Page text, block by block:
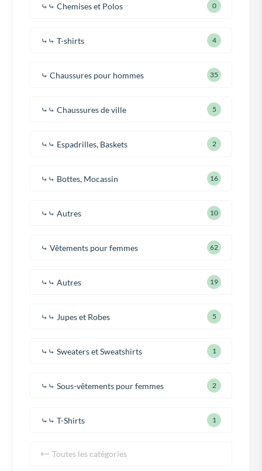
⤷⤷ Chemises et Polos 0
⤷⤷ T-shirts 4
⤷ Chaussures pour hommes 35
⤷⤷ Chaussures de ville 5
⤷⤷ Espadrilles, Baskets 2
⤷⤷ Bottes, Mocassin 16
⤷⤷ Autres 10
⤷ Vêtements pour femmes 62
⤷⤷ Autres 19
⤷⤷ Jupes et Robes 5
⤷⤷ Sweaters et Sweatshirts 1
⤷⤷ Sous-vêtements pour femmes 2
⤷⤷ T-Shirts 1
Toutes les catégories